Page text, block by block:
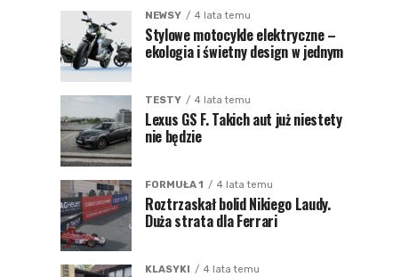
NEWSY 4 lata temu
Stylowe motocykle elektryczne –
ekologia i świetny design w jednym
TESTY 4 lata temu
Lexus GS F. Takich aut już niestety
nie będzie
FORMUŁA 1 4 lata temu
Roztrzaskał bolid Nikiego Laudy.
Duża strata dla Ferrari
KLASYKI 4 lata temu